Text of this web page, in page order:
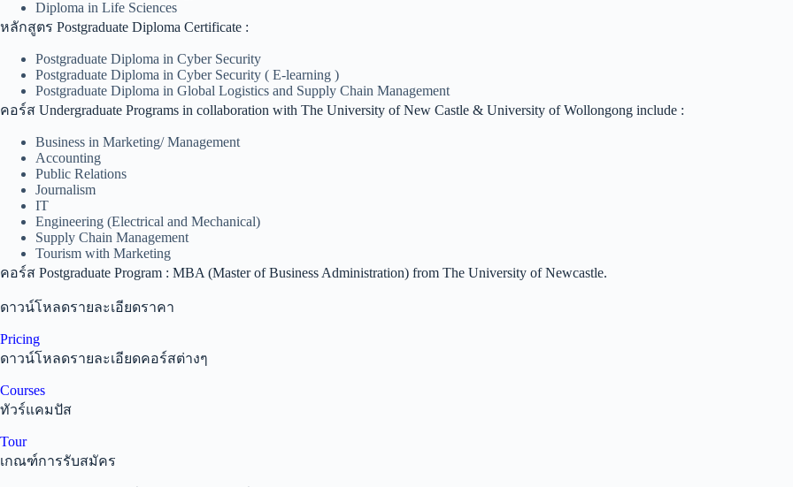
Diploma in Life Sciences
หลักสูตร Postgraduate Diploma Certificate :
Postgraduate Diploma in Cyber Security
Postgraduate Diploma in Cyber Security ( E-learning )
Postgraduate Diploma in Global Logistics and Supply Chain Management
คอร์ส Undergraduate Programs in collaboration with The University of New Castle & University of Wollongong include :
Business in Marketing/ Management
Accounting
Public Relations
Journalism
IT
Engineering (Electrical and Mechanical)
Supply Chain Management
Tourism with Marketing
คอร์ส Postgraduate Program : MBA (Master of Business Administration) from The University of Newcastle.
ดาวน์โหลดรายละเอียดราคา
Pricing
ดาวน์โหลดรายละเอียดคอร์สต่างๆ
Courses
ทัวร์แคมปัส
Tour
เกณฑ์การรับสมัคร